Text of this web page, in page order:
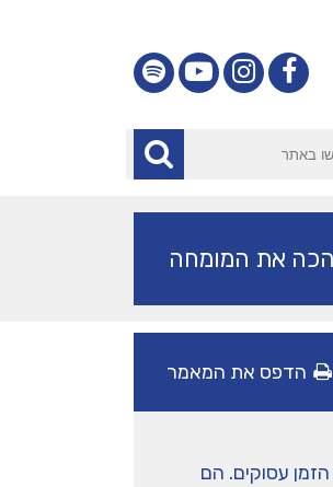
הכה את המומחה
הדפס את המאמר
עסוקים. הם